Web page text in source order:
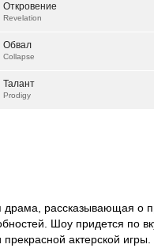
Откровение
Revelation
Обвал
Collapse
Талант
Prodigy
рассказывающая о
Шоу придется по
актерской